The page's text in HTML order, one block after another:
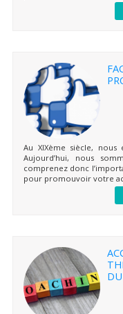
Au XIXème siècle,
Aujourd’hui, nous
comprenez donc
pour promouvoir votre